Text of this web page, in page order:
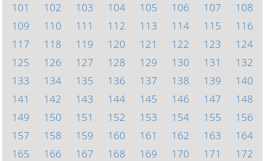
101
102 103 104 105 106 107
108
109
110 111 112 113 114 115
116
117
118 119 120 121 122 123
124
125
126 127 128 129 130 131
132
133
134 135 136 137 138 139
140
141
142 143 144 145 146 147
148
149
150 151 152 153 154 155
156
157
158 159 160 161 162 163
164
165
166 167 168 169 170 171
172